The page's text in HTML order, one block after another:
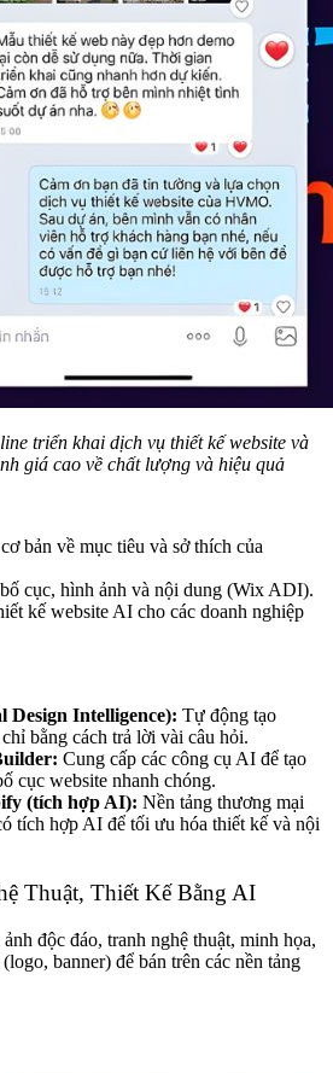
triển khai dịch vụ thiết kế website và
giá cao về chất lượng và hiệu quả
bản về mục tiêu và sở thích của
cục, hình ảnh và nội dung (Wix ADI).
kế website AI cho các doanh nghiệp
Intelligence): Tự động tạo
bằng cách trả lời vài câu hỏi.
Cung cấp các công cụ AI để tạo
cục website nhanh chóng.
(tích hợp AI): Nền tảng thương mại
tích hợp AI để tối ưu hóa thiết kế và nội
Thuật, Thiết Kế Bằng AI
độc đáo, tranh nghệ thuật, minh họa,
banner) để bán trên các nền tảng